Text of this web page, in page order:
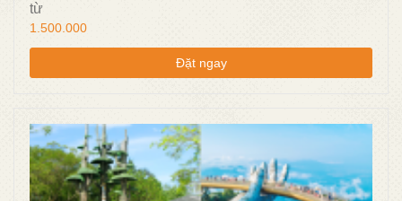
từ
1.500.000
Đặt ngay